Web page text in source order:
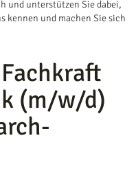
(m/w/d)
und unterstützen Sie dabei,
kennen und machen Sie sich